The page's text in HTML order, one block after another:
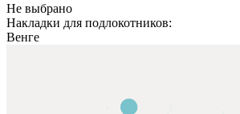
Не выбрано
Накладки для подлокотников:
Венге